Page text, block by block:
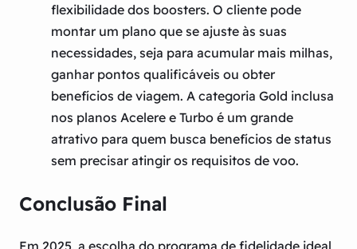
flexibilidade dos boosters. O cliente pode
montar um plano que se ajuste às suas
necessidades, seja para acumular mais milhas,
ganhar pontos qualificáveis ou obter
benefícios de viagem. A categoria Gold inclusa
nos planos Acelere e Turbo é um grande
atrativo para quem busca benefícios de status
sem precisar atingir os requisitos de voo.
Conclusão Final
Em 2025, a escolha do programa de fidelidade ideal